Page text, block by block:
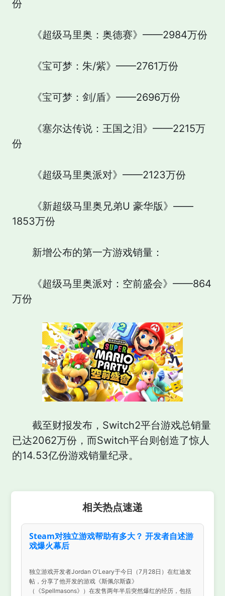
份
《超级马里奥：奥德赛》——2984万份
《宝可梦：朱/紫》——2761万份
《宝可梦：剑/盾》——2696万份
《塞尔达传说：王国之泪》——2215万
份
《超级马里奥派对》——2123万份
《新超级马里奥兄弟U 豪华版》——
1853万份
新增公布的第一方游戏销量：
《超级马里奥派对：空前盛会》——864
万份
截至财报发布，Switch2平台游戏总销量
已达2062万份，而Switch平台则创造了惊人
的14.53亿份游戏销量纪录。
相关热点速递
Steam对独立游戏帮助有多大？ 开发者自述游
戏爆火幕后
独立游戏开发者Jordan O'Leary于今日（7月28日）在红迪发
帖，分享了他开发的游戏《斯佩尔斯森》
（《Spellmasons》）在发售两年半后突然爆红的经历，包括